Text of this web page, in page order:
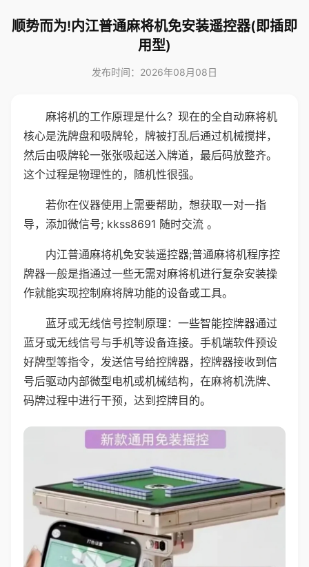
顺势而为!内江普通麻将机免安装遥控器(即插即
用型)
发布时间：2026年08月08日
麻将机的工作原理是什么？现在的全自动麻将机
核心是洗牌盘和吸牌轮，牌被打乱后通过机械搅拌，
然后由吸牌轮一张张吸起送入牌道，最后码放整齐。
这个过程是物理性的，随机性很强。
若你在仪器使用上需要帮助，想获取一对一指
导，添加微信号; kkss8691 随时交流 。
内江普通麻将机免安装遥控器;普通麻将机程序控
牌器一般是指通过一些无需对麻将机进行复杂安装操
作就能实现控制麻将牌功能的设备或工具。
蓝牙或无线信号控制原理：一些智能控牌器通过
蓝牙或无线信号与手机等设备连接。手机端软件预设
好牌型等指令，发送信号给控牌器，控牌器接收到信
号后驱动内部微型电机或机械结构，在麻将机洗牌、
码牌过程中进行干预，达到控牌目的。